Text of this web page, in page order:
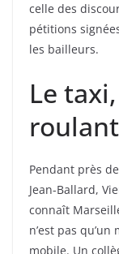
celle des
pétitions
les bailleurs.
Le
roulant
Pendant près
Jean-Ballard,
connaît
n’est pas
mobile. Un